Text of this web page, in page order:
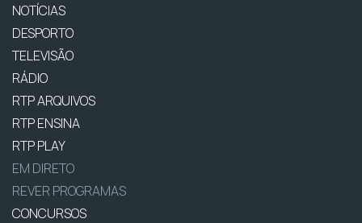
NOTÍCIAS
DESPORTO
TELEVISÃO
RÁDIO
RTP ARQUIVOS
RTP ENSINA
RTP PLAY
EM DIRETO
REVER PROGRAMAS
CONCURSOS